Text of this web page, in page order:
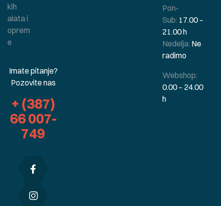
kih
alata i
oprem
e
Imate pitanje?
Pozovite nas
+ (387)
66 007-
749
Pon-
Sub: 17.00 –
21.00 h
Nedelja: Ne
radimo
Webshop:
0.00 – 24.00
h